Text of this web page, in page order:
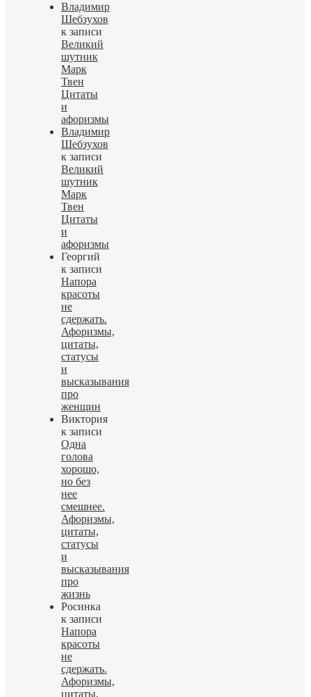
Владимир
Шебзухов
к записи
Великий
шутник
Марк
Твен
Цитаты
и
афоризмы
Владимир
Шебзухов
к записи
Великий
шутник
Марк
Твен
Цитаты
и
афоризмы
Георгий
к записи
Напора
красоты
не
сдержать.
Афоризмы,
цитаты,
статусы
и
высказывания
про
женщин
Виктория
к записи
Одна
голова
хорошо,
но без
нее
смешнее.
Афоризмы,
цитаты,
статусы
и
высказывания
про
жизнь
Росинка
к записи
Напора
красоты
не
сдержать.
Афоризмы,
цитаты,